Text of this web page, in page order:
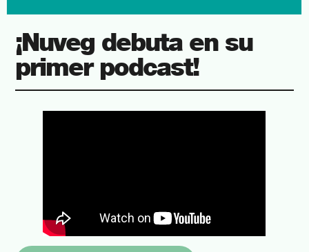
¡Nuveg debuta en su
primer podcast!